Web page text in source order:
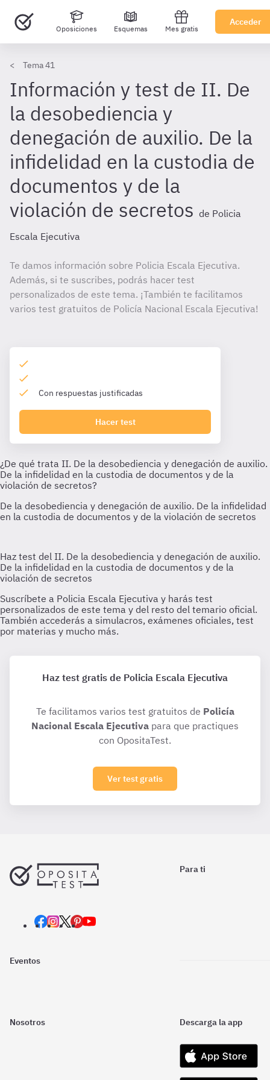
Oposiciones Esquemas Mes gratis
Acceder
Tema 41
Información y test de II. De
la desobediencia y
denegación de auxilio. De la
infidelidad en la custodia de
documentos y de la
violación de secretos de Policia
Escala Ejecutiva
Te damos información sobre Policia Escala Ejecutiva.
Además, si te suscribes, podrás hacer test
personalizados de este tema. ¡También te facilitamos
varios test gratuitos de Policía Nacional Escala Ejecutiva!
Con respuestas justificadas
Hacer test
Haz test gratis de Policia Escala Ejecutiva
Te facilitamos varios test gratuitos de Policía
Nacional Escala Ejecutiva para que practiques
con OpositaTest.
Ver test gratis
Para ti
Eventos
Nosotros Descarga la app